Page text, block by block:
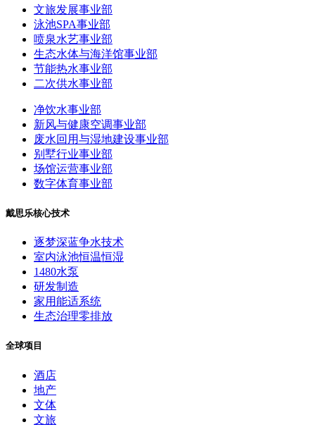
文旅发展事业部
泳池SPA事业部
喷泉水艺事业部
生态水体与海洋馆事业部
节能热水事业部
二次供水事业部
净饮水事业部
新风与健康空调事业部
废水回用与湿地建设事业部
别墅行业事业部
场馆运营事业部
数字体育事业部
戴思乐核心技术
逐梦深蓝争水技术
室内泳池恒温恒湿
1480水泵
研发制造
家用能适系统
生态治理零排放
全球项目
酒店
地产
文体
文旅